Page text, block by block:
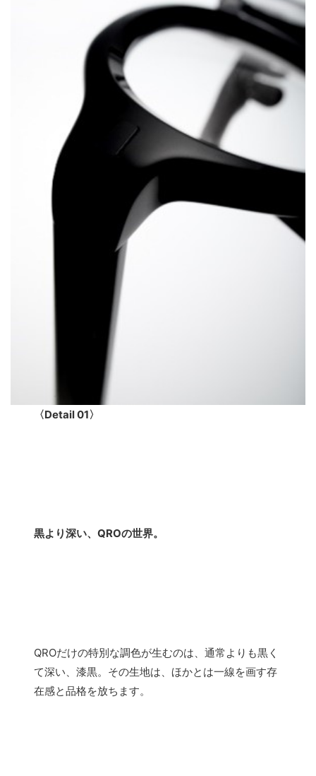
〈Detail 01〉
黒より深い、QROの世界。
QROだけの特別な調色が生むのは、通常よりも黒く
て深い、漆黒。その生地は、ほかとは一線を画す存
在感と品格を放ちます。